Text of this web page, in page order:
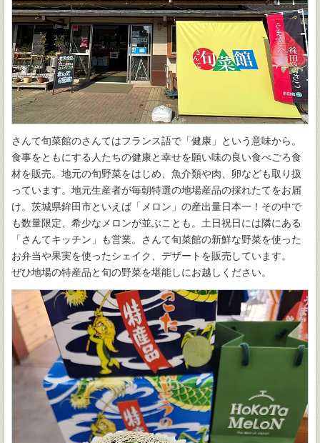
さんて旬菜館のさんてはフランス語で「健康」という意味から。
食事をともにする人たちの健康と幸せを願い味の良い食べごろ食
材を販売。地元の旬野菜をはじめ、魚介類や肉、卵なども取り扱
っています。地元生産者が毎朝特選の地場産品の採れたてをお届
け。茨城県鉾田市といえば「メロン」の産出量日本一！その中で
も数量限定、希少なメロンが並ぶことも。土日祝日には隣にある
「さんてキッチン」も営業。さんて旬菜館の新鮮な野菜を使った
お弁当や果実を使ったシェイク、デザートを販売しています。
ぜひ地場の特産品と旬の野菜を堪能しにお越しください。